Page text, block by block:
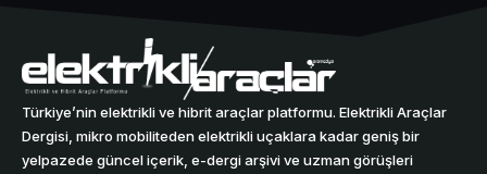
Türkiye’nin elektrikli ve hibrit araçlar platformu. Elektrikli Araçlar
Dergisi, mikro mobiliteden elektrikli uçaklara kadar geniş bir
yelpazede güncel içerik, e-dergi arşivi ve uzman görüşleri